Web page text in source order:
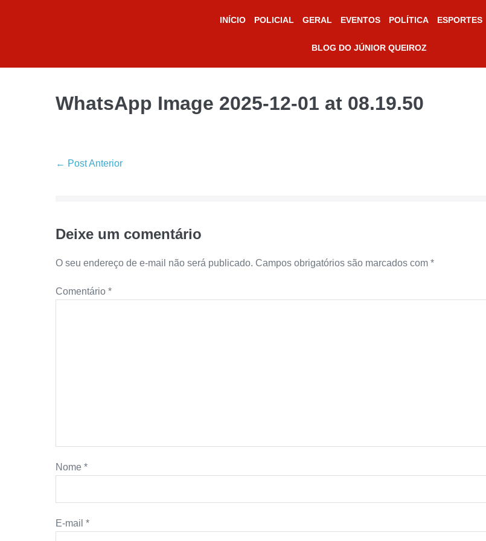
INÍCIO POLICIAL GERAL EVENTOS POLÍTICA ESPORTES
BLOG DO JÚNIOR QUEIROZ
WhatsApp Image 2025-12-01 at 08.19.50
← Post Anterior
Deixe um comentário
O seu endereço de e-mail não será publicado. Campos obrigatórios são marcados com *
Comentário *
Nome *
E-mail *